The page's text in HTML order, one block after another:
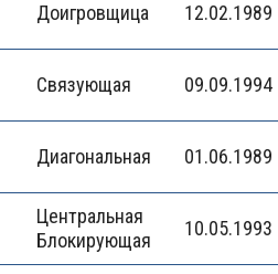
Доигровщица 12.02.1989
Связующая 09.09.1994
Диагональная 01.06.1989
Центральная
Блокирующая
10.05.1993